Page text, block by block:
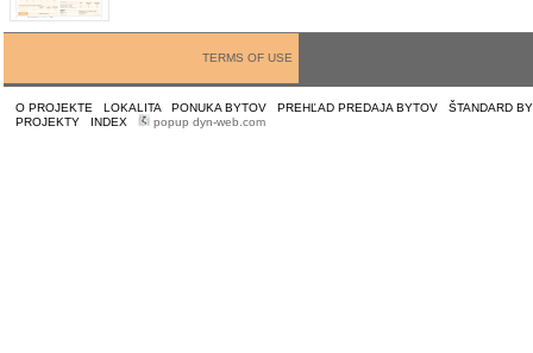
TERMS OF USE
O PROJEKTE LOKALITA PONUKA BYTOV PREHĽAD PREDAJA BYTOV
ŠTANDARD
PROJEKTY
INDEX popup dyn-web.com